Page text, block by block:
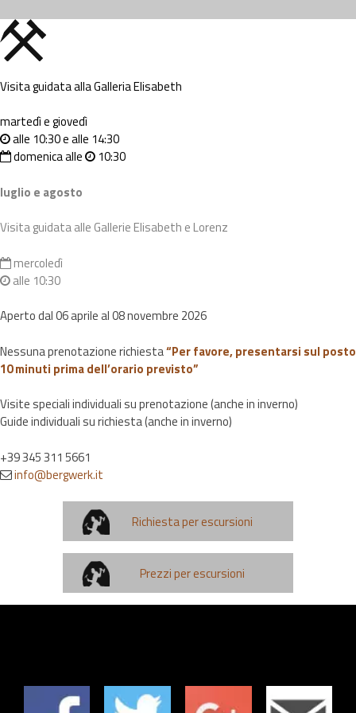
Visita guidata alla Galleria Elisabeth
martedì e giovedì
alle 10:30 e alle 14:30
domenica alle
10:30
luglio e agosto
Visita guidata alle Gallerie Elisabeth e Lorenz
mercoledì
alle 10:30
Aperto dal 06 aprile al 08 novembre 2026
Nessuna prenotazione richiesta“Per favore, presentarsi sul posto
10 minuti prima dell’orario previsto”
Visite speciali individuali su prenotazione (anche in inverno)
Guide individuali su richiesta (anche in inverno)
+39 345 311 5661
info@bergwerk.it
Richiesta per escursioni
Prezzi per escursioni